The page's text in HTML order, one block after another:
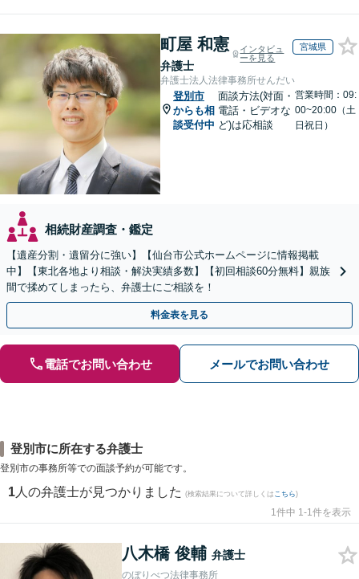
町屋 和憲
弁護士
インタビュ
ーを見る
宮城県
弁護士法人法律事務所せんだい
登別市
からも相
談受付中
面談方法(対面・
電話・ビデオな
ど)は応相談
営業時間：09:
00~20:00（土
日祝日）
相続財産調査・鑑定
【遺産分割・遺留分に強い】【仙台市公式ホームページに情報掲載
中】【東北各地より相談・解決実績多数】【初回相談60分無料】親族
間で揉めてしまったら、弁護士にご相談を！
料金表を見る
電話でお問い合わせ メールでお問い合わせ
登別市に所在する弁護士
登別市の事務所等での面談予約が可能です。
1 人の弁護士が見つかりました (検索結果について詳しくは こちら)
1件中 1-1件を表示
八木橋 俊輔 弁護士
のぼりべつ法律事務所